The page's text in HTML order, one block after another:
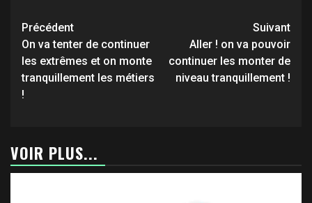
Navigation
d’article
Précédent
On va tenter de continuer
les extrêmes et on monte
tranquillement les métiers
!
Suivant
Aller ! on va pouvoir
continuer les monter de
niveau tranquillement !
VOIR PLUS...